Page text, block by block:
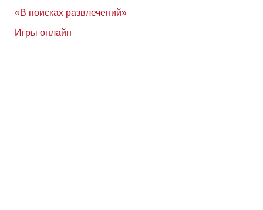
«В поисках развлечений»
Игры онлайн